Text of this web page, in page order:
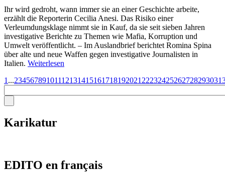
Ihr wird gedroht, wann immer sie an einer Geschichte arbeite,
erzählt die Reporterin Cecilia Anesi. Das Risiko einer
Verleumdungsklage nimmt sie in Kauf, da sie seit sieben Jahren
investigative Berichte zu Themen wie Mafia, Korruption und
Umwelt veröffentlicht. – Im Auslandbrief berichtet Romina Spina
über alte und neue Waffen gegen investigative Journalisten in
Italien. Weiterlesen
1 ...23456789101112131415161718192021 22232425262728293031
Karikatur
EDITO en français